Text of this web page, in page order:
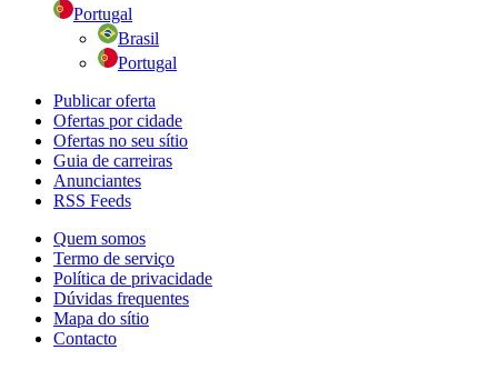
Portugal
Brasil
Portugal
Publicar oferta
Ofertas por cidade
Ofertas no seu sítio
Guia de carreiras
Anunciantes
RSS Feeds
Quem somos
Termo de serviço
Política de privacidade
Dúvidas frequentes
Mapa do sítio
Contacto